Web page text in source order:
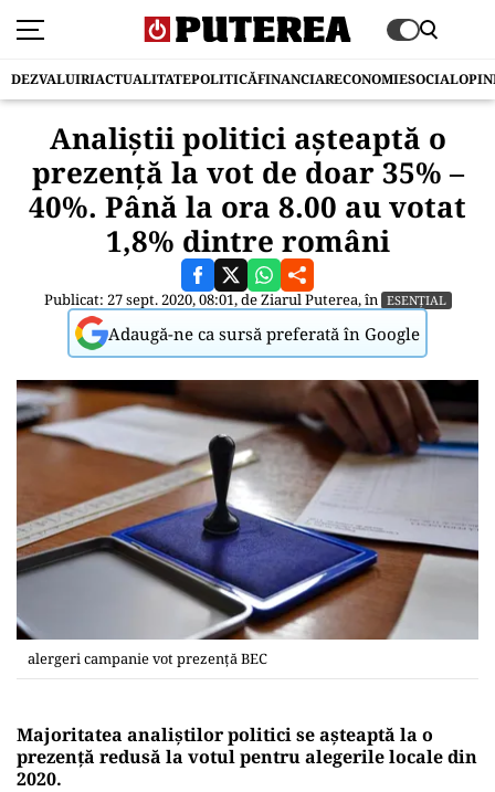
DEZVALUIRIACTUALITATEPOLITICĂFINANCIARECONOMIESOCIAL
Analiștii politici așteaptă o
prezență la vot de doar 35% –
40%. Până la ora 8.00 au votat
1,8% dintre români
Publicat: 27 sept. 2020, 08:01, deZiarul Puterea, în ESENȚIAL
Adaugă-ne ca sursă preferată în Google
alergeri campanie vot prezență BEC
Majoritatea analiștilor politici se așteaptă la o
prezență redusă la votul pentru alegerile locale din
2020.